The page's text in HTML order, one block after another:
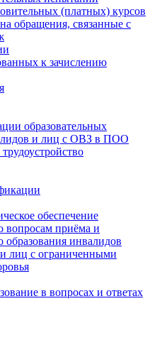
(платных) курсов
обращения, связанные с
к зачислению
образовательных
и лиц с ОВЗ в ПОО
обеспечение
вопросам приёма и
образования инвалидов
и лиц с ограниченными
в вопросах и ответах